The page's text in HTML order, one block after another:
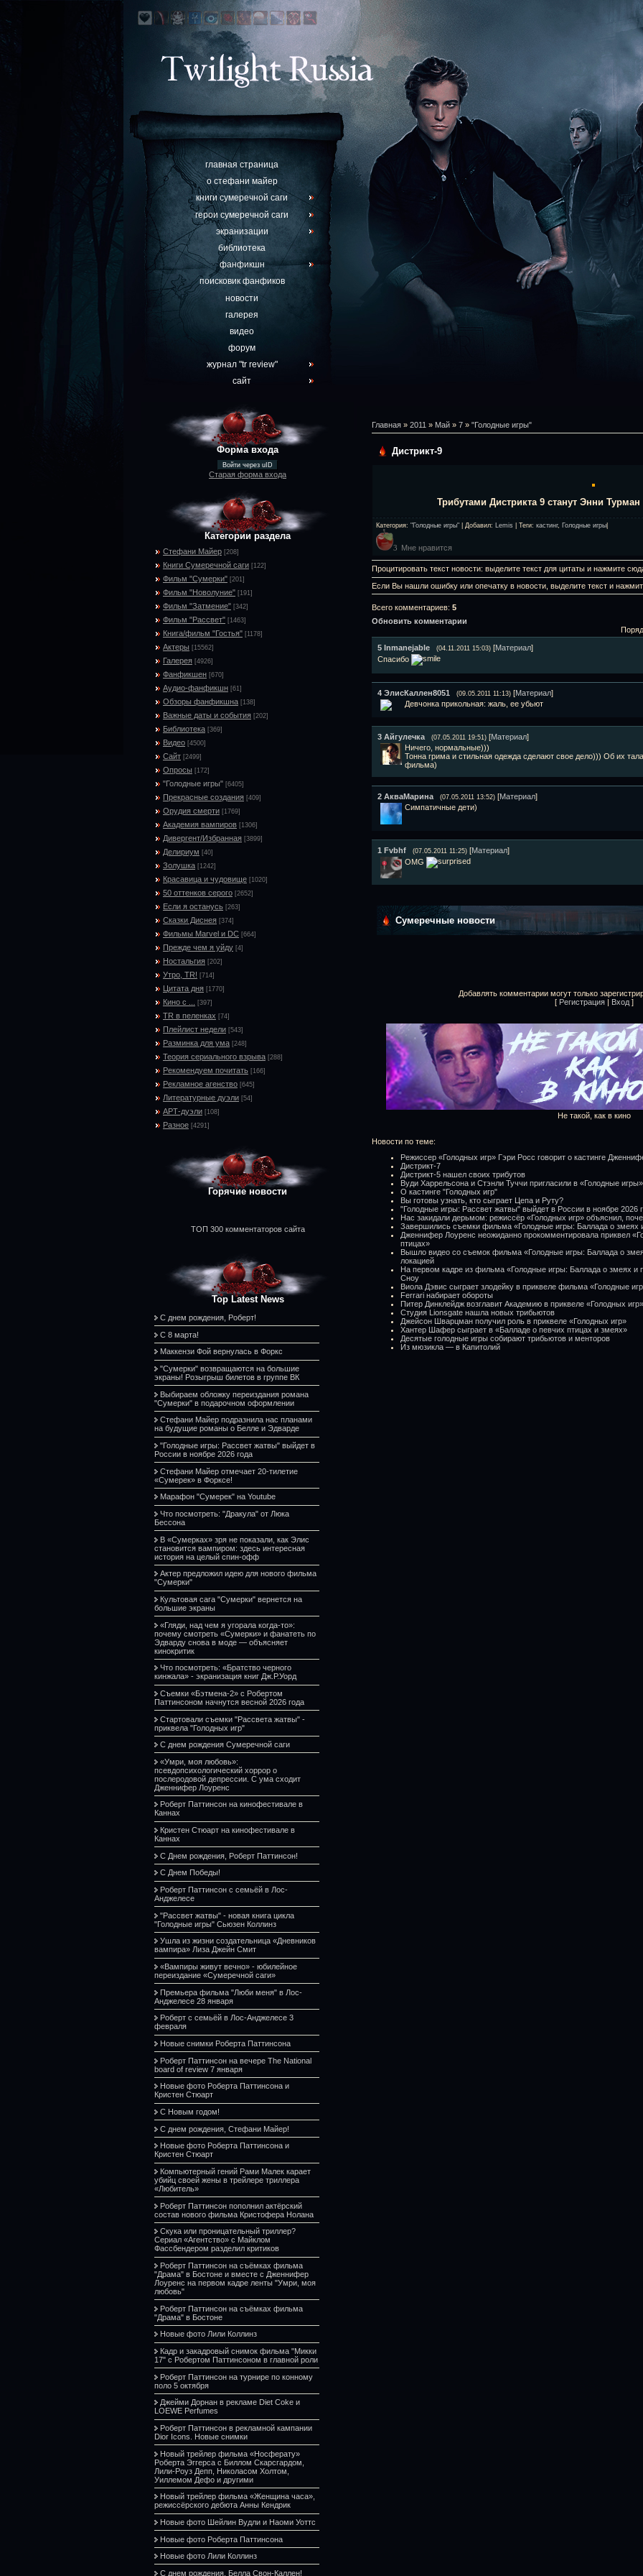
главная страница
о стефани майер
книги сумеречной саги
герои сумеречной саги
экранизации
библиотека
фанфикшн
поисковик фанфиков
новости
галерея
видео
форум
журнал "tr review"
сайт
Форма входа
Войти через uID
Старая форма входа
Категории раздела
Стефани Майер [208]
Книги Сумеречной саги [122]
Фильм "Сумерки" [201]
Фильм "Новолуние" [191]
Фильм "Затмение" [342]
Фильм "Рассвет" [1463]
Книга/фильм "Гостья" [1178]
Актеры [15562]
Галерея [4926]
Фанфикшен [670]
Аудио-фанфикшн [61]
Обзоры фанфикшна [138]
Важные даты и события [202]
Библиотека [369]
Видео [4500]
Сайт [2499]
Опросы [172]
"Голодные игры" [6405]
Прекрасные создания [409]
Орудия смерти [1769]
Академия вампиров [1306]
Дивергент/Избранная [3899]
Делириум [40]
Золушка [1242]
Красавица и чудовище [1020]
50 оттенков серого [2652]
Если я останусь [263]
Сказки Диснея [374]
Фильмы Marvel и DC [664]
Прежде чем я уйду [4]
Ностальгия [202]
Утро, TR! [714]
Цитата дня [1770]
Кино с ... [397]
TR в пеленках [74]
Плейлист недели [543]
Разминка для ума [248]
Теория сериального взрыва [288]
Рекомендуем почитать [166]
Рекламное агенство [645]
Литературные дуэли [54]
АРТ-дуэли [108]
Разное [4291]
Горячие новости
ТОП 300 комментаторов сайта
Top Latest News
С днем рождения, Роберт!
С 8 марта!
Маккензи Фой вернулась в Форкс
"Сумерки" возвращаются на большие
экраны! Розыгрыш билетов в группе ВК
Выбираем обложку переиздания романа
"Сумерки" в подарочном оформлении
Стефани Майер подразнила нас планами
на будущие романы о Белле и Эдварде
"Голодные игры: Рассвет жатвы" выйдет в
России в ноябре 2026 года
Стефани Майер отмечает 20-тилетие
«Сумерек» в Форксе!
Марафон "Сумерек" на Youtube
Что посмотреть: "Дракула" от Люка
Бессона
В «Сумерках» зря не показали, как Элис
становится вампиром: здесь интересная
история на целый спин-офф
Актер предложил идею для нового фильма
"Сумерки"
Культовая сага "Сумерки" вернется на
большие экраны
«Гляди, над чем я угорала когда-то»:
почему смотреть «Сумерки» и фанатеть по
Эдварду снова в моде — объясняет
кинокритик
Что посмотреть: «Братство черного
кинжала» - экранизация книг Дж.Р.Уорд
Съемки «Бэтмена-2» с Робертом
Паттинсоном начнутся весной 2026 года
Стартовали съемки "Рассвета жатвы" -
приквела "Голодных игр"
С днем рождения Сумеречной саги
«Умри, моя любовь»:
псевдопсихологический хоррор о
послеродовой депрессии. С ума сходит
Дженнифер Лоуренс
Роберт Паттинсон на кинофестивале в
Каннах
Кристен Стюарт на кинофестивале в
Каннах
С Днем рождения, Роберт Паттинсон!
С Днем Победы!
Роберт Паттинсон с семьёй в Лос-
Анджелесе
"Рассвет жатвы" - новая книга цикла
"Голодные игры" Сьюзен Коллинз
Ушла из жизни создательница «Дневников
вампира» Лиза Джейн Смит
«Вампиры живут вечно» - юбилейное
переиздание «Сумеречной саги»
Премьера фильма "Люби меня" в Лос-
Анджелесе 28 января
Роберт с семьёй в Лос-Анджелесе 3
февраля
Новые снимки Роберта Паттинсона
Роберт Паттинсон на вечере The National
board of review 7 января
Новые фото Роберта Паттинсона и
Кристен Стюарт
С Новым годом!
С днем рождения, Стефани Майер!
Новые фото Роберта Паттинсона и
Кристен Стюарт
Компьютерный гений Рами Малек карает
убийц своей жены в трейлере триллера
«Любитель»
Роберт Паттинсон пополнил актёрский
состав нового фильма Кристофера Нолана
Скука или проницательный триллер?
Сериал «Агентство» с Майклом
Фассбендером разделил критиков
Роберт Паттинсон на съёмках фильма
"Драма" в Бостоне и вместе с Дженнифер
Лоуренс на первом кадре ленты "Умри, моя
любовь"
Роберт Паттинсон на съёмках фильма
"Драма" в Бостоне
Новые фото Лили Коллинз
Кадр и закадровый снимок фильма "Микки
17" с Робертом Паттинсоном в главной роли
Роберт Паттинсон на турнире по конному
поло 5 октября
Джейми Дорнан в рекламе Diet Coke и
LOEWE Perfumes
Роберт Паттинсон в рекламной кампании
Dior Icons. Новые снимки
Новый трейлер фильма «Носферату»
Роберта Эггерса с Биллом Скарсгардом,
Лили-Роуз Депп, Николасом Холтом,
Уиллемом Дефо и другими
Новый трейлер фильма «Женщина часа»,
режиссёрского дебюта Анны Кендрик
Новые фото Шейлин Вудли и Наоми Уоттс
Новые фото Роберта Паттинсона
Новые фото Лили Коллинз
С днем рождения, Белла Свон-Каллен!
Главная » 2011 » Май » 7 » "Голодные игры"
Дистрикт-9
Трибутами Дистрикта 9 станут Энни
Категория: "Голодные игры" Добавил: Lemis Теги: кастинг, Голодные игры
3 Мне нравится
Процитировать текст новости: выделите текст для цитаты и нажмите
Если Вы нашли ошибку или опечатку в новости, выделите текст и
Всего комментариев: 5
Обновить комментарии
5 Inmanejable (04.11.2011 15:03) [Материал]
Спасибо
4 ЭлисКаллен8051 (09.05.2011 11:13) [Материал]
Девчонка прикольная: жаль, ее убьют
3 Айгулечка (07.05.2011 19:51) [Материал]
Ничего, нормальные)))
Тонна грима и стильная одежда сделают свое дело))) Об их
фильма)
2 АкваМарина (07.05.2011 13:52) [Материал]
Симпатичные дети)
1 Fvbhf (07.05.2011 11:25) [Материал]
OMG
Сумеречные новости
Добавлять комментарии могут только
[ Регистрация | Вход ]
Не такой, как в кино
Новости по теме:
Режиссер «Голодных игр» Гэри Росс говорит о кастинге
Дистрикт-7
Дистрикт-5 нашел своих трибутов
Вуди Харрельсона и Стэнли Туччи пригласили в «Голодные игры»
О кастинге "Голодных игр"
Вы готовы узнать, кто сыграет Цепа и Руту?
"Голодные игры: Рассвет жатвы" выйдет в России в ноябре 2026
Нас закидали дерьмом: режиссёр «Голодных игр» объяснил,
Завершились съемки фильма «Голодные игры: Баллада о змеях
Дженнифер Лоуренс неожиданно прокомментировала приквел
птицах»
Вышло видео со съемок фильма «Голодные игры: Баллада о
локацией
На первом кадре из фильма «Голодные игры: Баллада о змеях и
Сноу
Виола Дэвис сыграет злодейку в приквеле фильма «Голодные
Ferrari набирает обороты
Питер Динклейдж возглавит Академию в приквеле «Голодных игр»
Студия Lionsgate нашла новых трибьютов
Джейсон Шварцман получил роль в приквеле «Голодных игр»
Хантер Шафер сыграет в «Балладе о певчих птицах и змеях»
Десятые голодные игры собирают трибьютов и менторов
Из мюзикла — в Капитолий